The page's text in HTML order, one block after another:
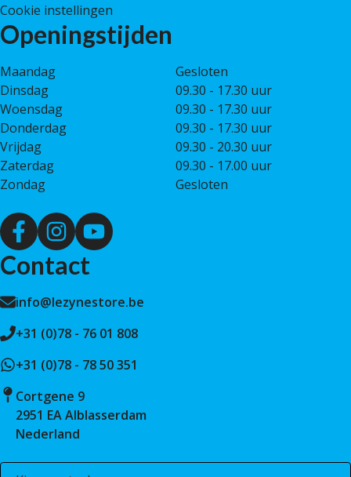
Cookie instellingen
Openingstijden
Maandag
Gesloten
Dinsdag
09.30 - 17.30 uur
Woensdag
09.30 - 17.30 uur
Donderdag
09.30 - 17.30 uur
Vrijdag
09.30 - 20.30 uur
Zaterdag
09.30 - 17.00 uur
Zondag
Gesloten
Contact
info@lezynestore.be
+31 (0)78 - 76 01 808
+31 (0)78 - 78 50 351
Cortgene 9
2951 EA Alblasserdam
Nederland